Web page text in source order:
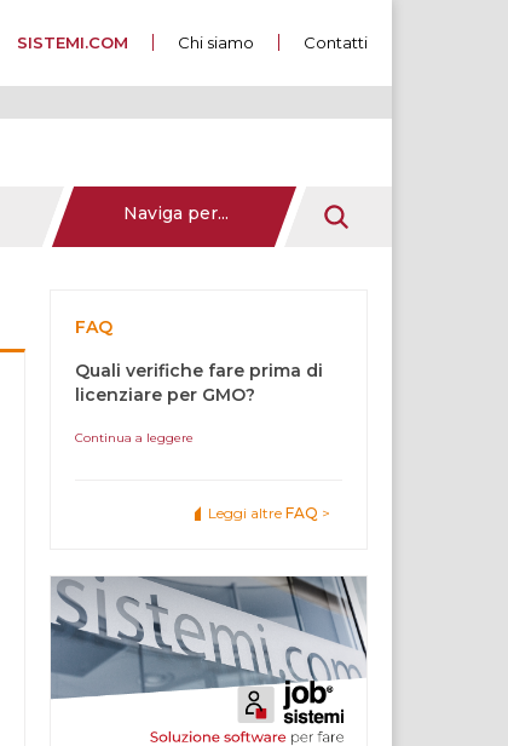
SISTEMI.COM Chi siamo Contatti
Naviga per...
FAQ
Quali verifiche fare prima di
licenziare per GMO?
Continua a leggere
Leggi altre FAQ >